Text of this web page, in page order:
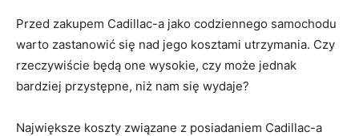
Przed zakupem Cadillac-a jako codziennego samochodu
⁣warto zastanowić się nad jego kosztami utrzymania. Czy
rzeczywiście będą one wysokie, czy może jednak
bardziej przystępne, niż nam się​ wydaje?
Największe koszty związane z posiadaniem ⁤Cadillac-a